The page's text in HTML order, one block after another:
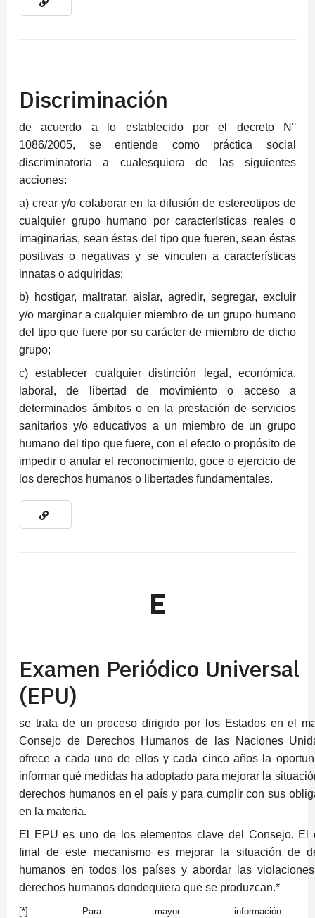
Discriminación
de acuerdo a lo establecido por el decreto N°
1086/2005, se entiende como práctica social
discriminatoria a cualesquiera de las siguientes
acciones:
a) crear y/o colaborar en la difusión de estereotipos de
cualquier grupo humano por características reales o
imaginarias, sean éstas del tipo que fueren, sean éstas
positivas o negativas y se vinculen a características
innatas o adquiridas;
b) hostigar, maltratar, aislar, agredir, segregar, excluir
y/o marginar a cualquier miembro de un grupo humano
del tipo que fuere por su carácter de miembro de dicho
grupo;
c) establecer cualquier distinción legal, económica,
laboral, de libertad de movimiento o acceso a
determinados ámbitos o en la prestación de servicios
sanitarios y/o educativos a un miembro de un grupo
humano del tipo que fuere, con el efecto o propósito de
impedir o anular el reconocimiento, goce o ejercicio de
los derechos humanos o libertades fundamentales.
E
Examen Periódico Universal
(EPU)
se trata de un proceso dirigido por los Estados en el
Consejo de Derechos Humanos de las Naciones
ofrece a cada uno de ellos y cada cinco años la
informar qué medidas ha adoptado para mejorar la
derechos humanos en el país y para cumplir con sus
en la materia.
El EPU es uno de los elementos clave del Consejo. El
final de este mecanismo es mejorar la situación de
humanos en todos los países y abordar las
derechos humanos dondequiera que se produzcan.*
[*] Para mayor información